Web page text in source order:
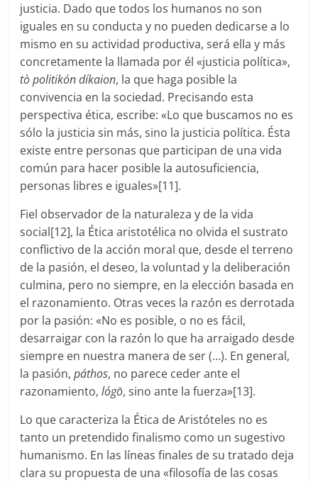
justicia. Dado que todos los humanos no son
iguales en su conducta y no pueden dedicarse a lo
mismo en su actividad productiva, será ella y más
concretamente la llamada por él «justicia política»,
tò politikón díkaion, la que haga posible la
convivencia en la sociedad. Precisando esta
perspectiva ética, escribe: «Lo que buscamos no es
sólo la justicia sin más, sino la justicia política. Ésta
existe entre personas que participan de una vida
común para hacer posible la autosuficiencia,
personas libres e iguales»[11].
Fiel observador de la naturaleza y de la vida
social[12], la Ética aristotélica no olvida el sustrato
conflictivo de la acción moral que, desde el terreno
de la pasión, el deseo, la voluntad y la deliberación
culmina, pero no siempre, en la elección basada en
el razonamiento. Otras veces la razón es derrotada
por la pasión: «No es posible, o no es fácil,
desarraigar con la razón lo que ha arraigado desde
siempre en nuestra manera de ser (…). En general,
la pasión,páthos, no parece ceder ante el
razonamiento,lógō, sino ante la fuerza»[13].
Lo que caracteriza la Ética de Aristóteles no es
tanto un pretendido finalismo como un sugestivo
humanismo. En las líneas finales de su tratado deja
clara su propuesta de una «filosofía de las cosas